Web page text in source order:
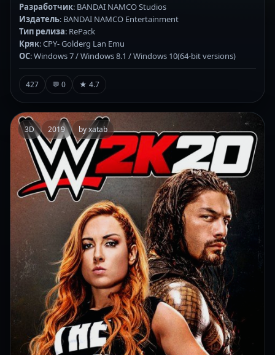
Разработчик: BANDAI NAMCO Studios
Издатель: BANDAI NAMCO Entertainment
Тип релиза: RePack
Кряк: CPY- Golderg Lan Emu
ОС: Windows 7 / Windows 8.1 / Windows 10(64-bit versions)
427 💬 0 ★ 4.7
3D 2019 by xatab